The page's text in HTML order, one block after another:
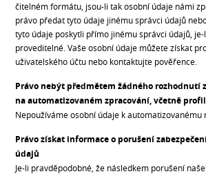
čitelném formátu, jsou-li tak osobní údaje námi
právo předat tyto údaje jinému správci údajů
tyto údaje poskytli přímo jinému správci údajů,
proveditelné. Vaše osobní údaje můžete získat
uživatelského účtu nebo kontaktujte pověřence.
Právo nebýt předmětem žádného rozhodnutí
na automatizovaném zpracování, včetně
Nepoužíváme osobní údaje k automatizovanému
Právo získat informace o porušení
údajů
Je-li pravděpodobné, že následkem porušení